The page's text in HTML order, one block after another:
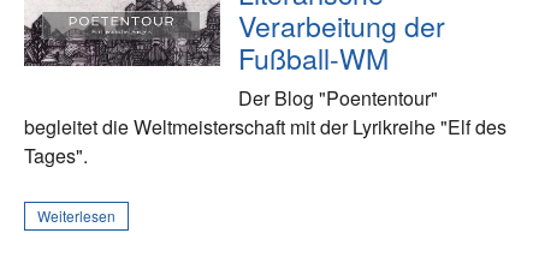
Verarbeitung der
Fußball-WM
Der Blog "Poententour"
begleitet die Weltmeisterschaft mit der Lyrikreihe "Elf des
Tages".
Weiterlesen